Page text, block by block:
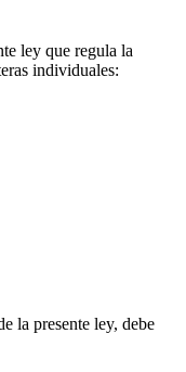
ley que regula la
individuales:
la presente ley, debe